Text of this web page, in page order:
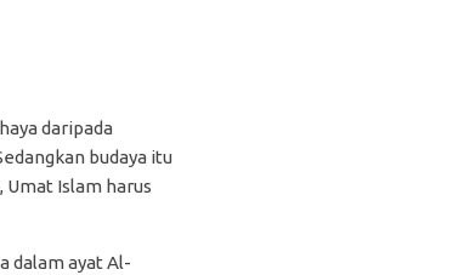
daripada
budaya itu
Umat Islam harus
dalam ayat Al-